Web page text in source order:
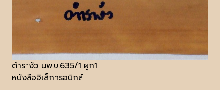
ตำรางัว นพ.บ.635/1 ผูก1
หนังสืออิเล็กทรอนิกส์